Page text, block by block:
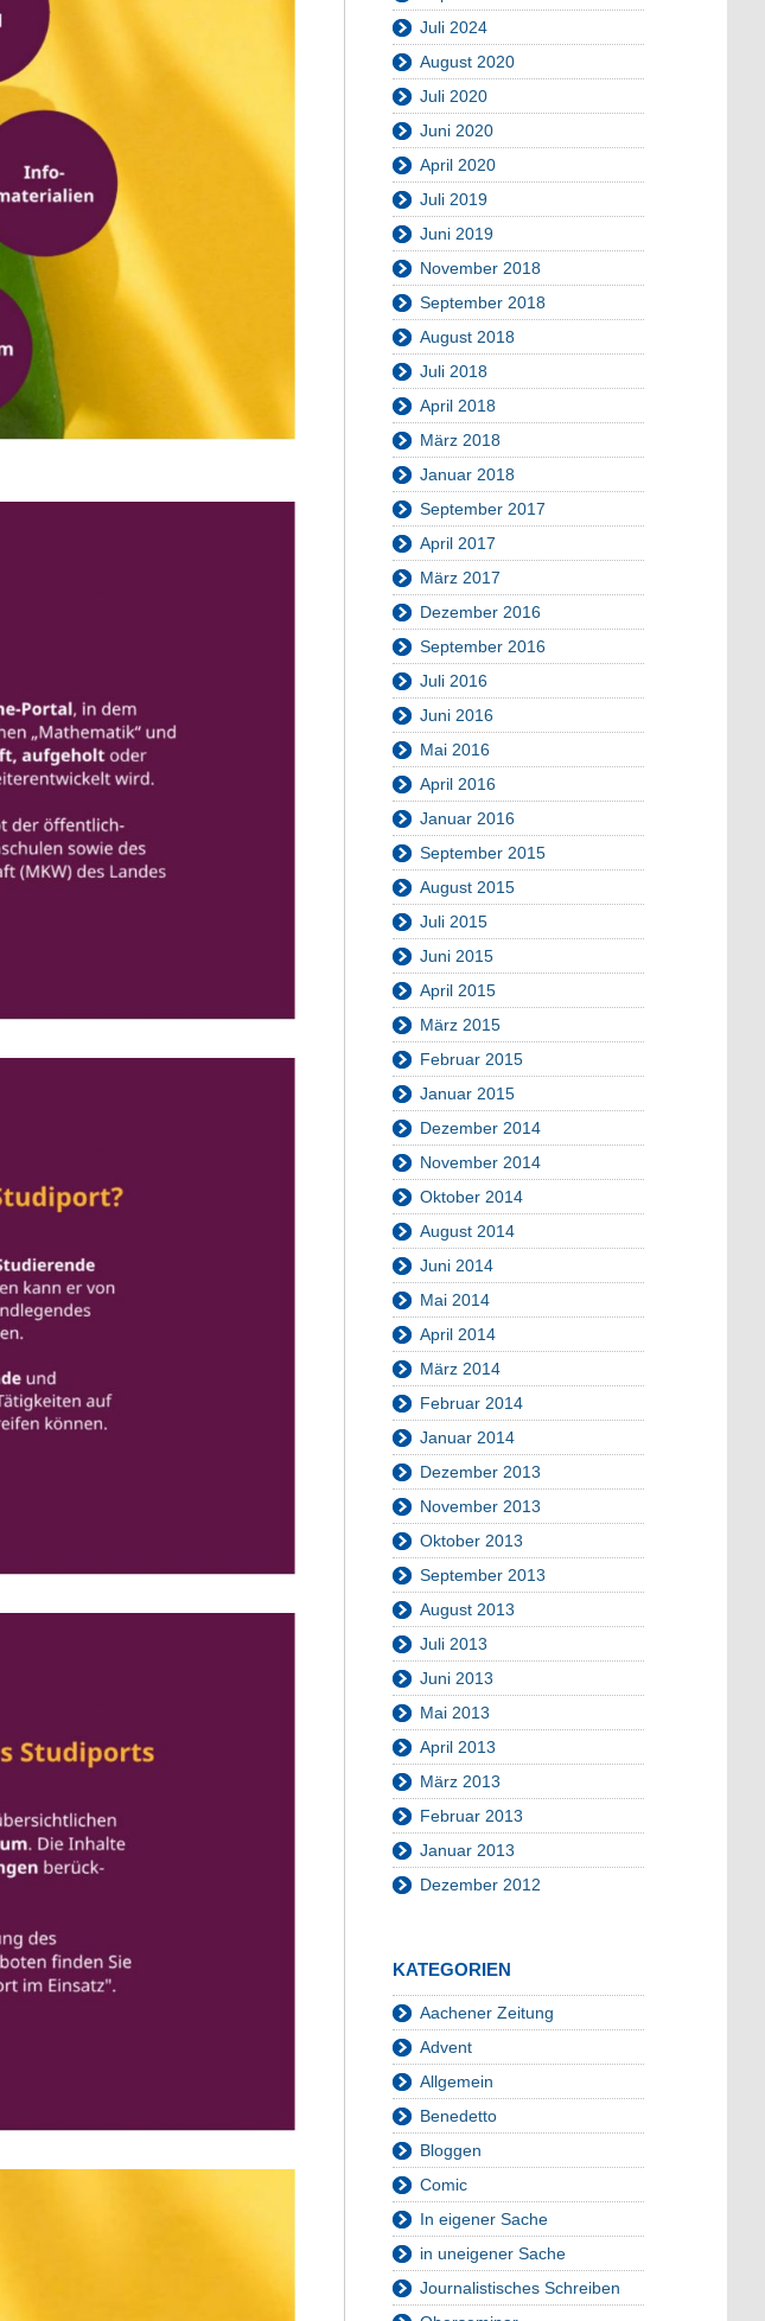
Juli 2024
August 2020
Juli 2020
Juni 2020
April 2020
Juli 2019
Juni 2019
November 2018
September 2018
August 2018
Juli 2018
April 2018
März 2018
Januar 2018
September 2017
April 2017
März 2017
Dezember 2016
September 2016
Juli 2016
Juni 2016
Mai 2016
April 2016
Januar 2016
September 2015
August 2015
Juli 2015
Juni 2015
April 2015
März 2015
Februar 2015
Januar 2015
Dezember 2014
November 2014
Oktober 2014
August 2014
Juni 2014
Mai 2014
April 2014
März 2014
Februar 2014
Januar 2014
Dezember 2013
November 2013
Oktober 2013
September 2013
August 2013
Juli 2013
Juni 2013
Mai 2013
April 2013
März 2013
Februar 2013
Januar 2013
Dezember 2012
KATEGORIEN
Aachener Zeitung
Advent
Allgemein
Benedetto
Bloggen
Comic
In eigener Sache
in uneigener Sache
Journalistisches Schreiben